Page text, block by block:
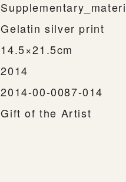
Gelatin silver print
14.5×21.5cm
2014
2014-00-0087-014
Gift of the Artist